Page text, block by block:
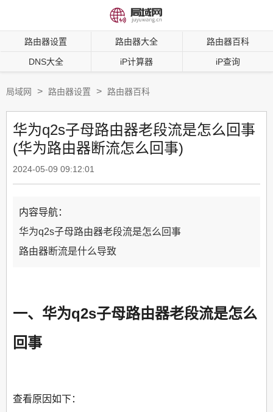
路由器设置 路由器大全 路由器百科
DNS大全 iP计算器 iP查询
局域网 > 路由器设置 > 路由器百科
华为q2s子母路由器老段流是怎么回事
(华为路由器断流怎么回事)
2024-05-09 09:12:01
内容导航：
华为q2s子母路由器老段流是怎么回事
路由器断流是什么导致
一、华为q2s子母路由器老段流是怎么
回事
查看原因如下：